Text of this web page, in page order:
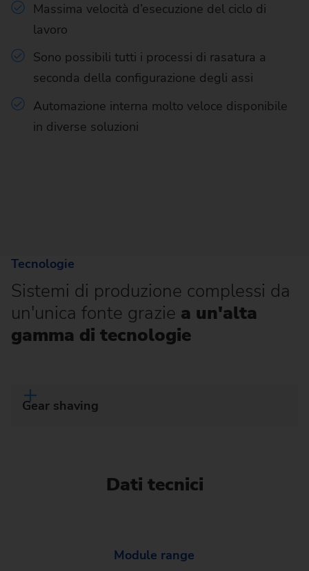
Massima velocità d’esecuzione del ciclo di
lavoro
Sono possibili tutti i processi di rasatura a
seconda della configurazione degli assi
Automazione interna molto veloce disponibile
in diverse soluzioni
Tecnologie
Sistemi di produzione complessi da
un'unica fonte grazie a un'alta
gamma di tecnologie
Gear shaving
Dati tecnici
Module range